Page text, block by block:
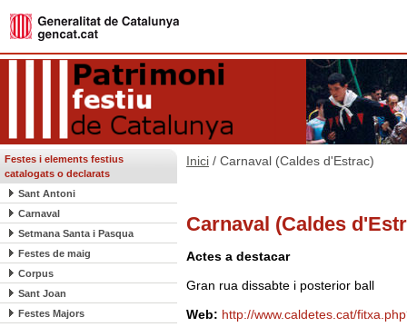
Festes i elements festius
catalogats o declarats
Sant Antoni
Carnaval
Setmana Santa i Pasqua
Festes de maig
Corpus
Sant Joan
Festes Majors
Inici / Carnaval (Caldes d'Estrac)
Carnaval (Caldes
Actes a destacar
Gran rua dissabte i posterior ball
Web: http://www.caldetes.cat/